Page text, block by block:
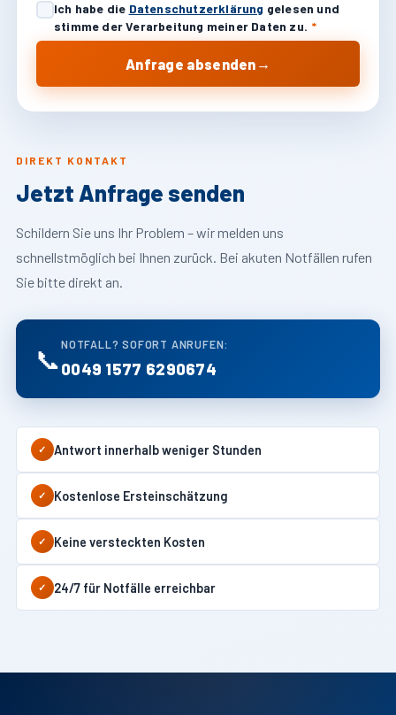
DIREKT KONTAKT
Jetzt Anfrage senden
Schildern Sie uns Ihr Problem – wir melden uns
schnellstmöglich bei Ihnen zurück. Bei akuten Notfällen rufen
Sie bitte direkt an.
📞 NOTFALL? SOFORT ANRUFEN:
0049 1577 6290674
✓ Antwort innerhalb weniger Stunden
✓ Kostenlose Ersteinschätzung
✓ Keine versteckten Kosten
✓ 24/7 für Notfälle erreichbar
Ich habe die Datenschutzerklärung gelesen und
stimme der Verarbeitung meiner Daten zu. *
Anfrage absenden →